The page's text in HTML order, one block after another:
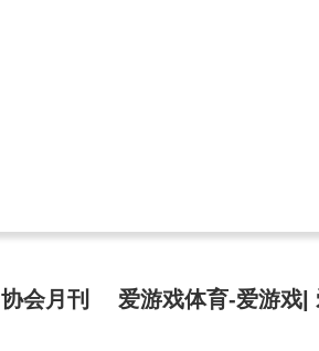
协会月刊 爱游戏体育-爱游戏|